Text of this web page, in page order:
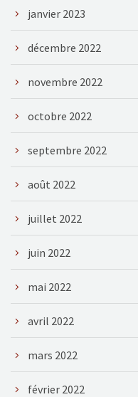
janvier 2023
décembre 2022
novembre 2022
octobre 2022
septembre 2022
août 2022
juillet 2022
juin 2022
mai 2022
avril 2022
mars 2022
février 2022